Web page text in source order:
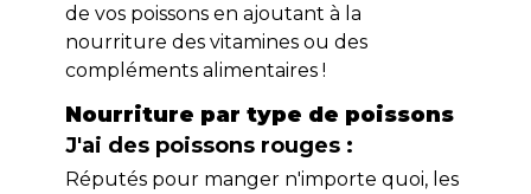
de vos poissons en ajoutant à la
nourriture des vitamines ou des
compléments alimentaires !
Nourriture par type de poissons
J'ai des poissons rouges :
Réputés pour manger n'importe quoi, les